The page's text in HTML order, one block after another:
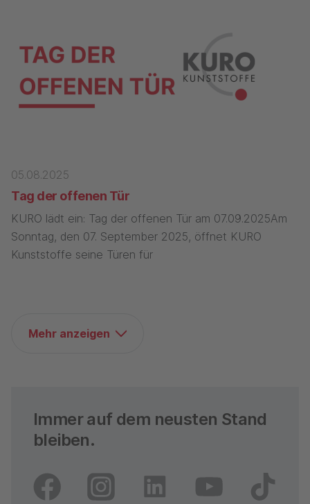
05.08.2025
Tag der offenen Tür
KURO lädt ein: Tag der offenen Tür am 07.09.2025Am
Sonntag, den 07. September 2025, öffnet KURO
Kunststoffe seine Türen für
Mehr anzeigen
Immer auf dem neusten Stand
bleiben.